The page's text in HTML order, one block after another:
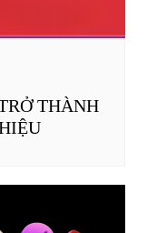
THÀNH